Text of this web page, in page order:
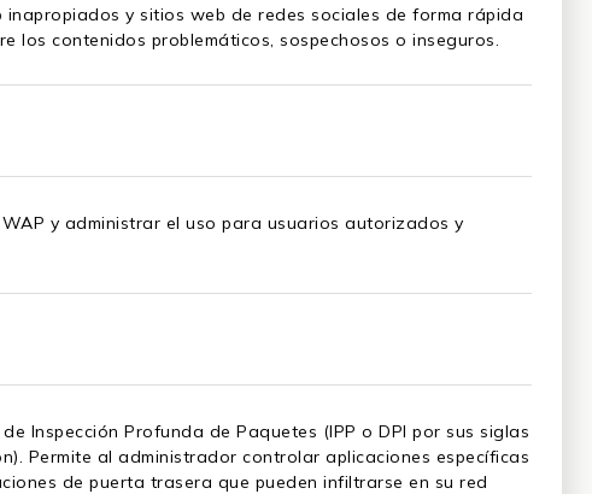
y sitios web de redes sociales de forma rápida
los contenidos problemáticos, sospechosos o inseguros.
y administrar el uso para usuarios autorizados y
Inspección Profunda de Paquetes (IPP o DPI por sus siglas
Permite al administrador controlar aplicaciones específicas
de puerta trasera que pueden infiltrarse en su red